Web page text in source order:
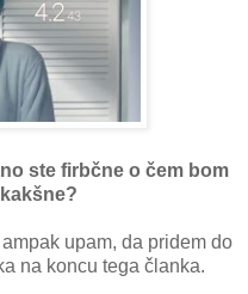
ste firbčne o čem bom
upam, da pridem do
na koncu tega članka.